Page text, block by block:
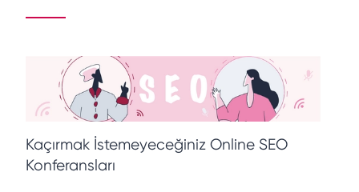
Kaçırmak İstemeyeceğiniz Online SEO
Konferansları